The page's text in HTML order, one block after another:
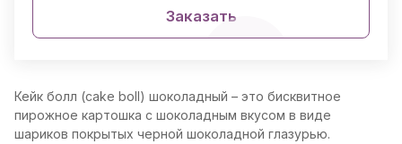
Заказать
Кейк болл (cake boll) шоколадный – это бисквитное
пирожное картошка с шоколадным вкусом в виде
шариков покрытых черной шоколадной глазурью.